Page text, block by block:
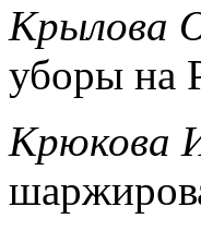
Крылова
уборы на
Крюкова